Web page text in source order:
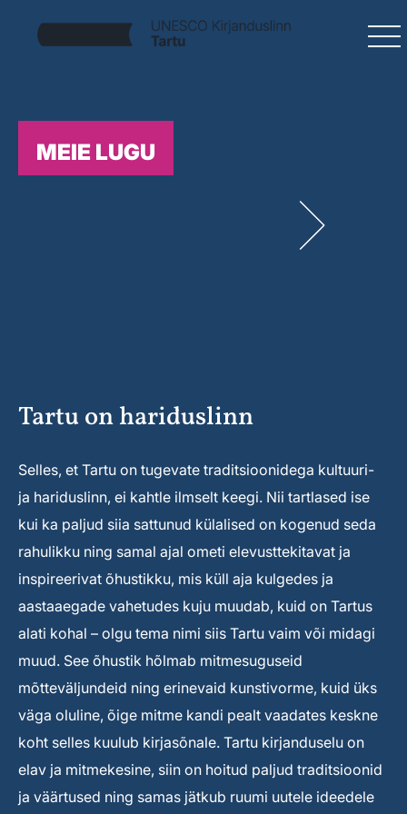
MEIE LUGU
Tartu on hariduslinn
Selles, et Tartu on tugevate traditsioonidega kultuuri-
ja hariduslinn, ei kahtle ilmselt keegi. Nii tartlased ise
kui ka paljud siia sattunud külalised on kogenud seda
rahulikku ning samal ajal ometi elevusttekitavat ja
inspireerivat õhustikku, mis küll aja kulgedes ja
aastaaegade vahetudes kuju muudab, kuid on Tartus
alati kohal – olgu tema nimi siis Tartu vaim või midagi
muud. See õhustik hõlmab mitmesuguseid
mõtteväljundeid ning erinevaid kunstivorme, kuid üks
väga oluline, õige mitme kandi pealt vaadates keskne
koht selles kuulub kirjasõnale. Tartu kirjanduselu on
elav ja mitmekesine, siin on hoitud paljud traditsioonid
ja väärtused ning samas jätkub ruumi uutele ideedele